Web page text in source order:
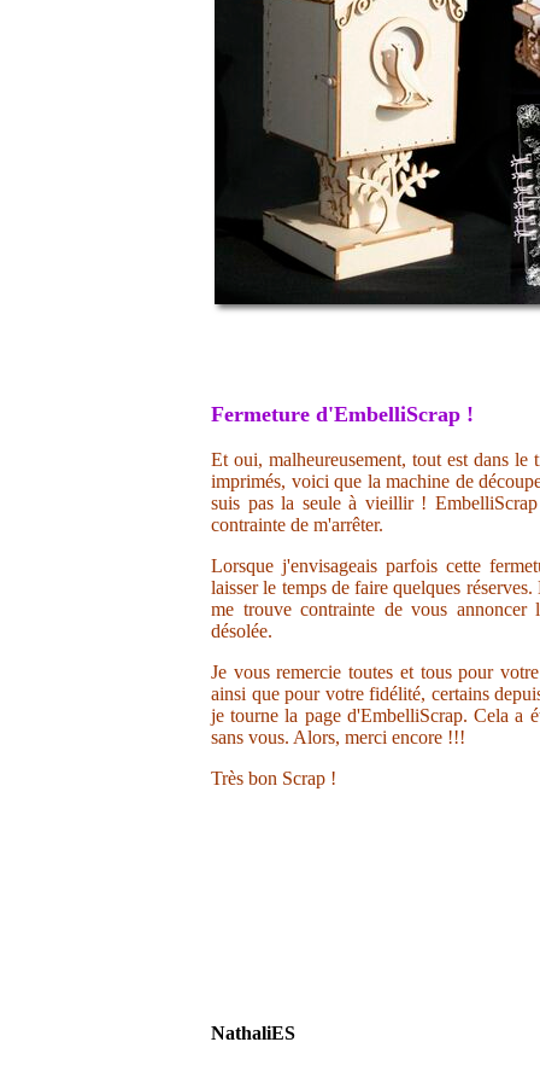
Fermeture d'EmbelliScrap !
Et oui, malheureusement, tout est dans
imprimés, voici que la machine de
suis pas la seule à vieillir !
contrainte de m'arrêter.
Lorsque j'envisageais parfois cette
laisser le temps de faire quelques
me trouve contrainte de vous annoncer
désolée.
Je vous remercie toutes et tous pour
ainsi que pour votre fidélité, certains
je tourne la page d'EmbelliScrap. Cela a
sans vous. Alors, merci encore !!!
Très bon Scrap !
NathaliES